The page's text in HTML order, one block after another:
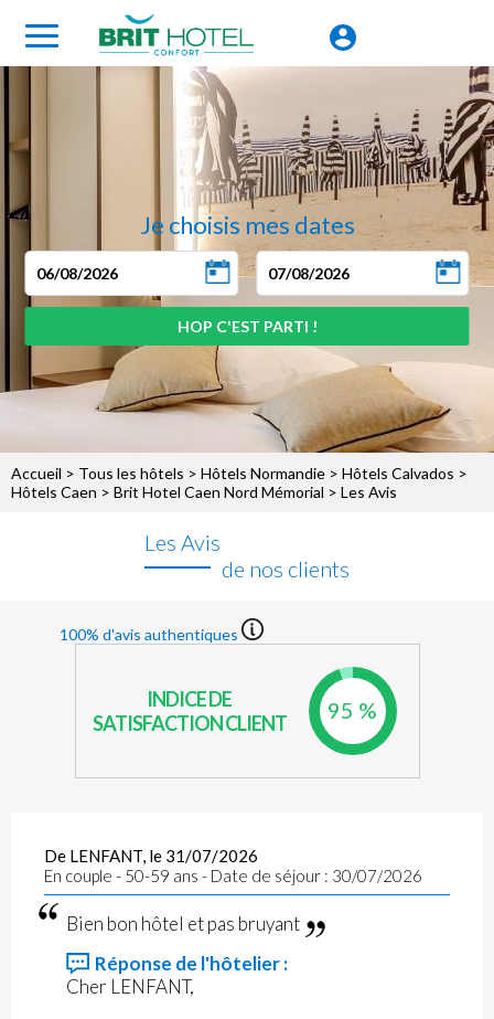
Je choisis mes dates
Accueil > Tous les hôtels > Hôtels Normandie > Hôtels Calvados >
Hôtels Caen > Brit Hotel Caen Nord Mémorial > Les Avis
Les Avis
de nos clients
100% d'avis authentiques
INDICE DE
SATISFACTION CLIENT
95 %
De LENFANT, le 31/07/2026
En couple - 50-59 ans - Date de séjour : 30/07/2026
Bien bon hôtel et pas bruyant
Réponse de l'hôtelier :
Cher LENFANT,